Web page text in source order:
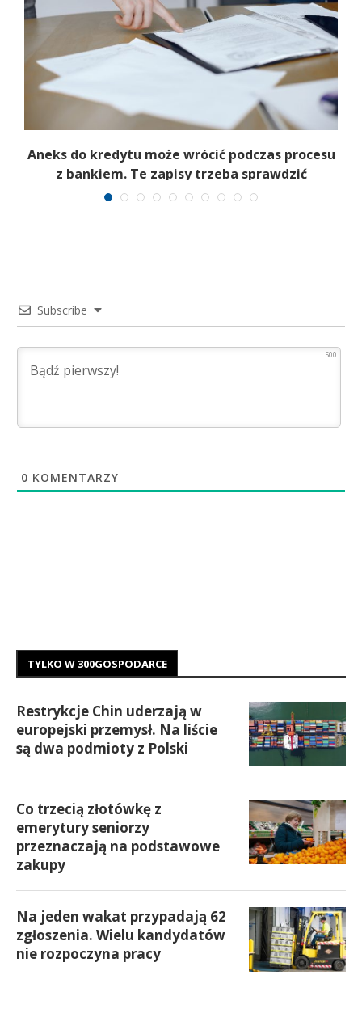
Aneks do kredytu może wrócić podczas procesu
z bankiem. Te zapisy trzeba sprawdzić
Subscribe
500
0 KOMENTARZY
TYLKO W 300GOSPODARCE
Restrykcje Chin uderzają w
europejski przemysł. Na liście
są dwa podmioty z Polski
Co trzecią złotówkę z
emerytury seniorzy
przeznaczają na podstawowe
zakupy
Na jeden wakat przypadają 62
zgłoszenia. Wielu kandydatów
nie rozpoczyna pracy